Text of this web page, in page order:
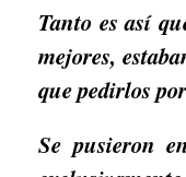
Tanto es así
mejores,
que pedirlos
Se pusieron